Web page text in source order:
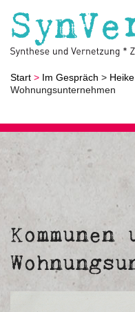
Start > Im Gespräch >
Wohnungsunternehmen
Kommunen